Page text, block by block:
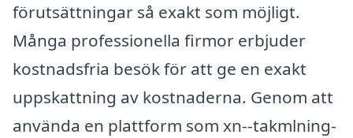
förutsättningar så exakt som möjligt.
Många professionella firmor erbjuder
kostnadsfria besök för att ge en exakt
uppskattning av kostnaderna. Genom att
använda en plattform som xn--takmlning-